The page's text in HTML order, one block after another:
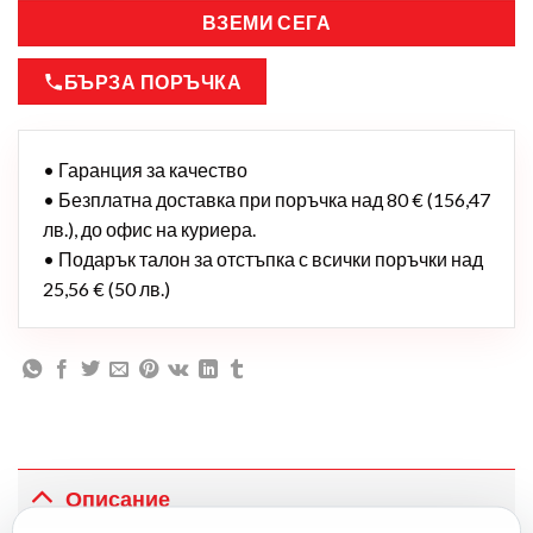
ВЗЕМИ СЕГА
БЪРЗА ПОРЪЧКА
• Гаранция за качество
• Безплатна доставка при поръчка над 80 € (156,47
лв.), до офис на куриера.
• Подарък талон за отстъпка с всички поръчки над
25,56 € (50 лв.)
Описание